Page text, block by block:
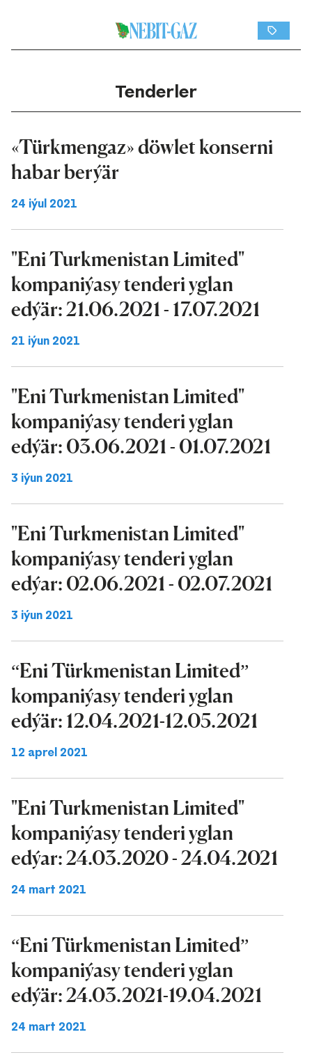
Tenderler
«Türkmengaz» döwlet konserni
habar berýär
24 iýul 2021
"Eni Turkmenistan Limited"
kompaniýasy tenderi yglan
edýär: 21.06.2021 - 17.07.2021
21 iýun 2021
"Eni Turkmenistan Limited"
kompaniýasy tenderi yglan
edýär: 03.06.2021 - 01.07.2021
3 iýun 2021
"Eni Turkmenistan Limited"
kompaniýasy tenderi yglan
edýar: 02.06.2021 - 02.07.2021
3 iýun 2021
“Eni Türkmenistan Limited”
kompaniýasy tenderi yglan
edýär: 12.04.2021-12.05.2021
12 aprel 2021
"Eni Turkmenistan Limited"
kompaniýasy tenderi yglan
edýar: 24.03.2020 - 24.04.2021
24 mart 2021
“Eni Türkmenistan Limited”
kompaniýasy tenderi yglan
edýär: 24.03.2021-19.04.2021
24 mart 2021